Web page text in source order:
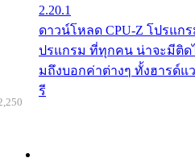
2.20.1
ดาวน์โหลด CPU-Z โปรแก
ปรแกรม ที่ทุกคน น่าจะมีติด
มถึงบอกค่าต่างๆ ทั้งฮารด์แ
รี